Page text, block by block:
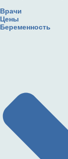
Врачи
Цены
Беременность